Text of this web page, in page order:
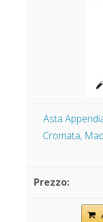
Asta
Cromata,